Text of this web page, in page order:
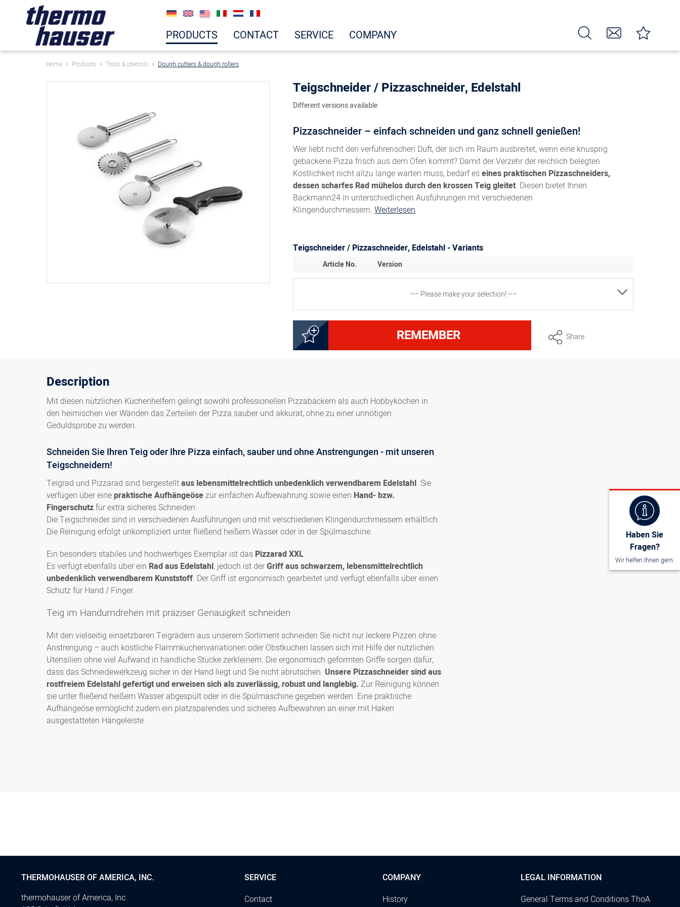
PRODUCTS CONTACT SERVICE COMPANY
Home Products Tools & utensils Dough cutters & dough rollers
Teigschneider / Pizzaschneider, Edelstahl
Different versions available
Pizzaschneider – einfach schneiden und ganz schnell genießen!
Wer liebt nicht den verführerischen Duft, der sich im Raum ausbreitet, wenn eine knusprig
gebackene Pizza frisch aus dem Ofen kommt? Damit der Verzehr der reichlich belegten
Köstlichkeit nicht allzu lange warten muss, bedarf eseines praktischen Pizzaschneiders,
dessen scharfes Rad mühelos durch den krossen Teig gleitet. Diesen bietet Ihnen
Backmann24 in unterschiedlichen Ausführungen mit verschiedenen
Klingendurchmessern.Weiterlesen
Teigschneider / Pizzaschneider, Edelstahl - Variants
Article No. Version
–– Please make your selection! ––
5000268535
Teigschneider / Pizzaschneider XXL, glatt, besonders stabil, Ø 10
5000268575 Teigschneider / Pizzaschneider, glatt, verstärkt, Ø 7 cm
REMEMBER Share
Description
Mit diesen nützlichen Küchenhelfern gelingt sowohl professionellen Pizzabäckern als auch Hobbyköchen in
den heimischen vier Wänden das Zerteilen der Pizza sauber und akkurat, ohne zu einer unnötigen
Geduldsprobe zu werden.
Schneiden Sie Ihren Teig oder Ihre Pizza einfach, sauber und ohne Anstrengungen - mit unseren
Teigschneidern!
Teigrad und Pizzarad sind hergestelltaus lebensmittelrechtlich unbedenklich verwendbarem Edelstahl. Sie
verfügen über einepraktische Aufhängeösezur einfachen Aufbewahrung sowie einen Hand- bzw.
Fingerschutzfür extra sicheres Schneiden.
Die Teigschneider sind in verschiedenen Ausführungen und mit verschiedenen Klingendurchmessern erhältlich.
Die Reinigung erfolgt unkompliziert unter fließend heißem Wasser oder in der Spülmaschine.
Ein besonders stabiles und hochwertiges Exemplar ist das Pizzarad XXL.
Es verfügt ebenfalls über ein Rad aus Edelstahl, jedoch ist derGriff aus schwarzem, lebensmittelrechtlich
unbedenklich verwendbarem Kunststoff. Der Griff ist ergonomisch gearbeitet und verfügt ebenfalls über einen
Schutz für Hand / Finger.
Teig im Handumdrehen mit präziser Genauigkeit schneiden
Mit den vielseitig einsetzbaren Teigrädern aus unserem Sortiment schneiden Sie nicht nur leckere Pizzen ohne
Anstrengung – auch köstliche Flammkuchenvariationen oder Obstkuchen lassen sich mit Hilfe der nützlichen
Utensilien ohne viel Aufwand in handliche Stücke zerkleinern. Die ergonomisch geformten Griffe sorgen dafür,
dass das Schneidewerkzeug sicher in der Hand liegt und Sie nicht abrutschen. Unsere Pizzaschneider sind aus
rostfreiem Edelstahl gefertigt und erweisen sich als zuverlässig, robust und langlebig. Zur Reinigung können
sie unter fließend heißem Wasser abgespült oder in die Spülmaschine gegeben werden. Eine praktische
Aufhängeöse ermöglicht zudem ein platzsparendes und sicheres Aufbewahren an einer mit Haken
ausgestatteten Hängeleiste.
Haben Sie
Fragen?
Wir helfen Ihnen gern.
THERMOHAUSER OF AMERICA, INC.
thermohauser of America, Inc.
SERVICE
Contact
COMPANY
History
LEGAL INFORMATION
General Terms and Conditions ThoA